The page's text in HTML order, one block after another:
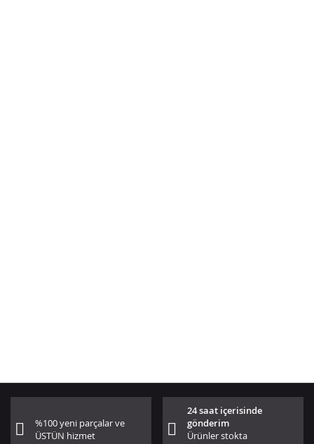
%100 yeni parçalar ve
ÜSTÜN hizmet
24 saat içerisinde
gönderim
Ürünler stokta